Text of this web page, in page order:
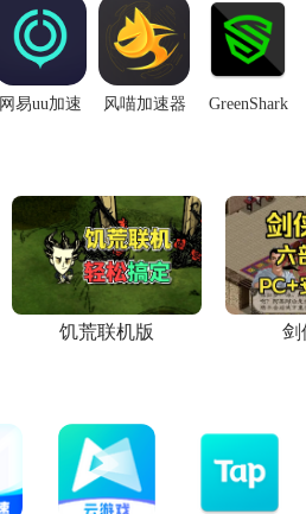
手机版4.0.0
最新版
v2.0.9 最新
会员版
速器app2.0.2
安卓免root
版
网易uu加速
风喵加速器
GreenShark
饥荒联机版 剑